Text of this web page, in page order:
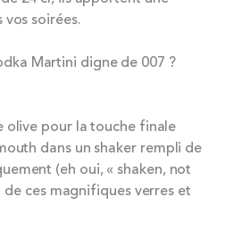
soirées.
Martini digne de 007 ?
olive pour la touche finale
dans un shaker rempli de
(eh oui, « shaken, not
ces magnifiques verres et